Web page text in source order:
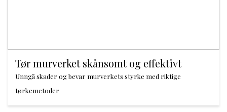
Tør murverket skånsomt og effektivt
Unngå skader og bevar murverkets styrke med riktige
tørkemetoder